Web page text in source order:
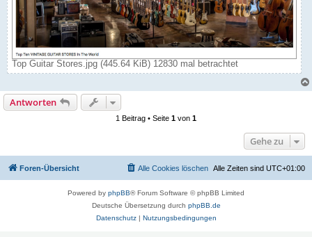
Top Guitar Stores.jpg (445.64 KiB) 12830 mal betrachtet
Antworten
1 Beitrag • Seite 1 von 1
Gehe zu
Foren-Übersicht Alle Zeiten sind UTC+01:00
Alle Cookies löschen
Powered by phpBB® Forum Software © phpBB Limited
Deutsche Übersetzung durch phpBB.de
Datenschutz| Nutzungsbedingungen